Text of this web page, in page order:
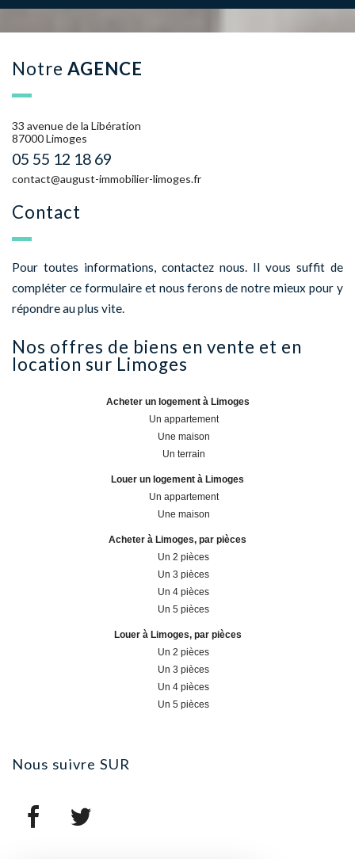
Notre AGENCE
33 avenue de la Libération
87000 Limoges
05 55 12 18 69
contact@august-immobilier-limoges.fr
Contact
Pour toutes informations, contactez nous. Il vous suffit de
compléter ce formulaire et nous ferons de notre mieux pour y
répondre au plus vite.
Nos offres de biens en vente et en
location sur Limoges
Acheter un logement à Limoges
Un appartement
Une maison
Un terrain
Louer un logement à Limoges
Un appartement
Une maison
Acheter à Limoges, par pièces
Un 2 pièces
Un 3 pièces
Un 4 pièces
Un 5 pièces
Louer à Limoges, par pièces
Un 2 pièces
Un 3 pièces
Un 4 pièces
Un 5 pièces
Nous suivre SUR